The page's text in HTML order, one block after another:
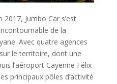
Jumbo Car s’est
de la
Avec quatre agences
le territoire, dont une
l’aéroport Cayenne Félix
principaux pôles d’activité